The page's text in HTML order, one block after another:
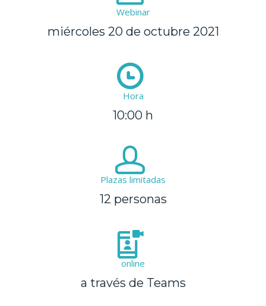
Webinar
miércoles 20 de octubre 2021
Hora
10:00 h
Plazas limitadas
12 personas
online
a través de Teams